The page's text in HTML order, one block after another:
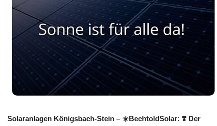
Solaranlagen Königsbach-Stein – ☀️BechtoldSolar: ❣️ Der